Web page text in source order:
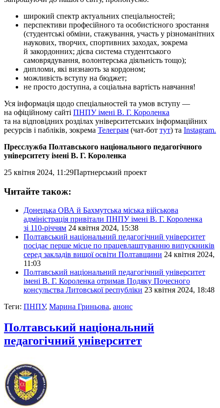
широкий спектр актуальних спеціальностей;
перспективи професійного та особистісного зростання
(студентські обміни, стажування, участь у різноманітних
наукових, творчих, спортивних заходах, зокрема
й закордонних; дієва система студентського
самоврядування, волонтерська діяльність тощо);
дипломи, які визнають за кордоном;
можливість вступу на бюджет;
не просто доступна, а соціальна вартість навчання!
Уся інформація щодо спеціальностей та умов вступу —
на офіційному сайті ПНПУ імені В. Г. Короленка
та на відповідних розділах університетських інформаційних
ресурсів і пабліків, зокрема Телеграм (чат-бот тут) та Instagram.
Пресслужба Полтавського національного педагогічного
університету імені В. Г. Короленка
25 квітня 2024, 11:29Партнерський проект
Читайте також:
Донецька ОВА й Бахмутська міська військова
адміністрація привітали ПНПУ імені В. Г. Короленка
зі 110-річчям 24 квітня 2024, 15:38
Полтавський національний педагогічний університет
посідає перше місце по працевлаштуванню випускників
серед закладів вищої освіти Полтавщини 24 квітня 2024,
11:03
Полтавський національний педагогічний університет
імені В. Г. Короленка отримав Подяку Почесного
консульства Литовської республіки 23 квітня 2024, 18:48
Теги: ПНПУ, Марина Гриньова, анонс
Полтавський національний
педагогічний університет